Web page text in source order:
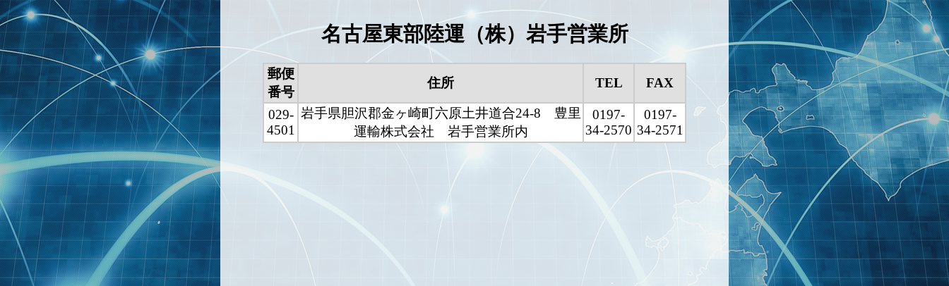
名古屋東部陸運（株）岩手営業所
郵便
番号
住所 TEL FAX
029-
4501
岩手県胆沢郡金ヶ崎町六原土井道合24-8 豊里
運輸株式会社 岩手営業所内
0197-
34-2570
0197-
34-2571